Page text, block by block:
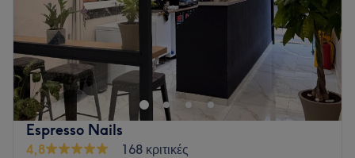
Κυριακή Κλειστό
Her Paros is a beauty studio in the heart of Naousa,
offering high-quality services.
Go to venue
Espresso Nails
4,8
168 κριτικές